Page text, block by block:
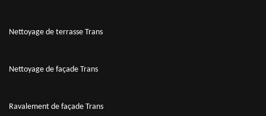
Nettoyage de terrasse Trans
Nettoyage de façade Trans
Ravalement de façade Trans